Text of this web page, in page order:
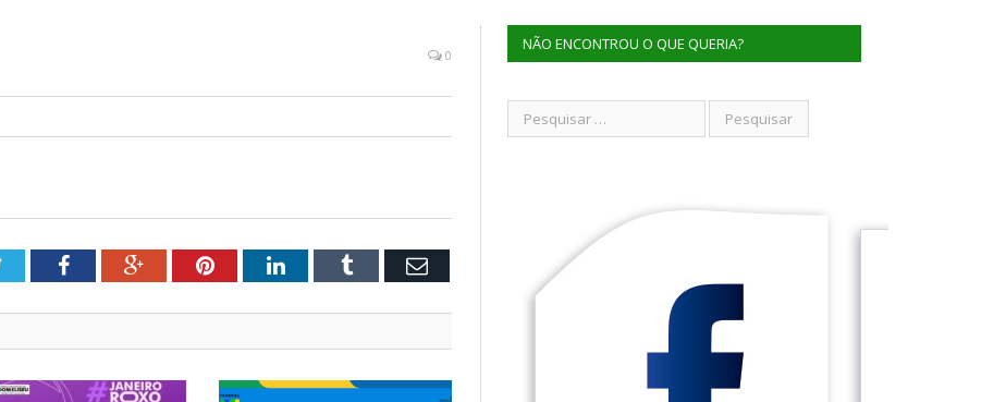
0
TwitterFacebookGoogle+PinterestLinkedInTumblr Email
NÃO ENCONTROU O QUE QUERIA?